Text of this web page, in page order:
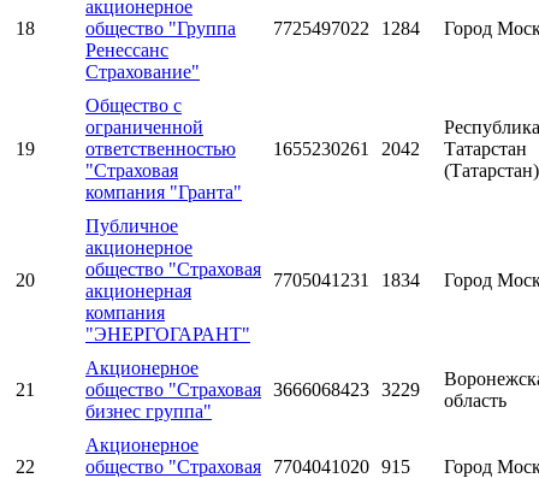
18
акционерное
общество "Группа
Ренессанс
Страхование"
7725497022 1284 Город
19
Общество с
ограниченной
ответственностью
"Страховая
компания "Гранта"
1655230261 2042
Республика
Татарстан
(Татарстан)
20
Публичное
акционерное
общество "Страховая
акционерная
компания
"ЭНЕРГОГАРАНТ"
7705041231 1834 Город
21
Акционерное
общество "Страховая
бизнес группа"
3666068423 3229
область
22
Акционерное
общество "Страховая
7704041020 915 Город